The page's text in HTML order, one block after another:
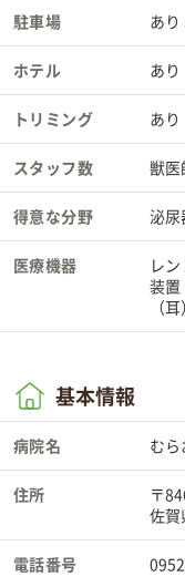
駐車場 あり
ホテル あり
トリミング あり
スタッフ数 獣医
得意な分野 泌
医療機器 レ
装置
（耳）
基本情報
病院名 む
住所
〒
佐賀
電話番号